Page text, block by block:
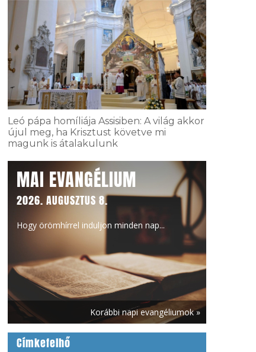
Leó pápa homíliája Assisiben: A világ akkor
újul meg, ha Krisztust követve mi
magunk is átalakulunk
MAI EVANGÉLIUM
2026. AUGUSZTUS 8.
Hogy örömhírrel induljon minden nap...
Korábbi napi evangéliumok »
Címkefelhő